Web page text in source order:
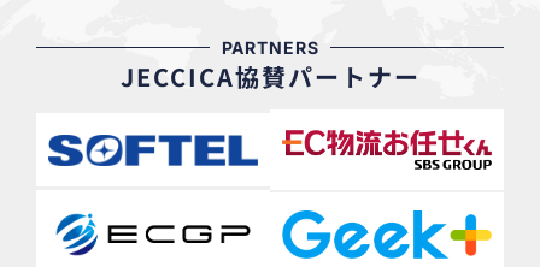
PARTNERS
JECCICA協賛パートナー